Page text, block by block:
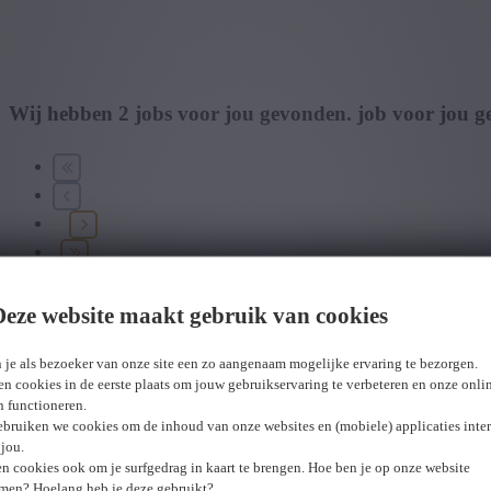
website maakt gebruik van cookies
je als bezoeker van onze site een zo aangenaam mogelijke ervaring te bezorgen.
cookies in de eerste plaats om jouw gebruikservaring te verbeteren en onze
functioneren.
we cookies om de inhoud van onze websites en (mobiele) applicaties
cookies ook om je surfgedrag in kaart te brengen. Hoe ben je op onze website
Hoelang heb je deze gebruikt?
Wij hebben 2 jobs voor jou gevonden. job voor jou
U hebt geen toegang tot deze pagina of bent niet langer aangemeld.
Er is een fout opgetreden. Gelieve later opnieuw te proberen.
Werfleider industriebouw
Facility